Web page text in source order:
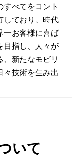
すべてをコント
しており、時代
一お客様に喜ば
目指し、人々が
、新たなモビリ
々技術を生み出
いて